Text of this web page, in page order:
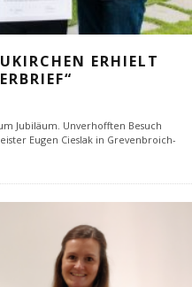
ERHIELT
Jubiläum. Unverhofften Besuch
Eugen Cieslak in Grevenbroich-